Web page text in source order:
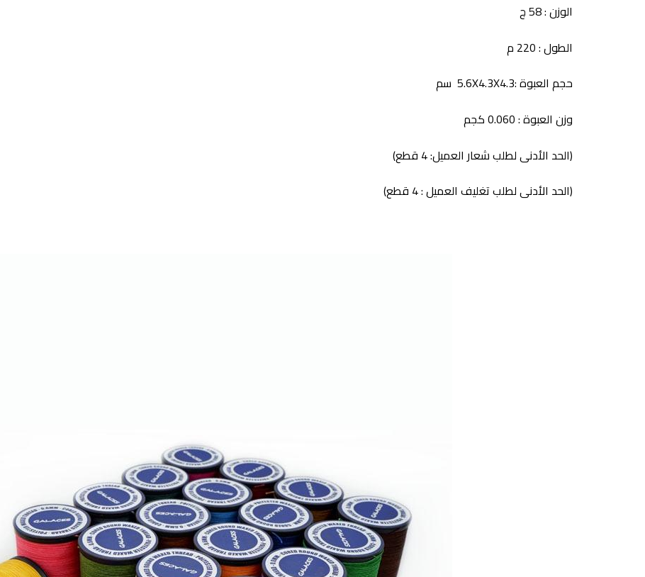
الوزن : 58 ج
الطول : 220 م
حجم العبوة :5.6X4.3X4.3 سم
وزن العبوة :0.060 كجم
(الحد الأدنى لطلب شعار العميل: 4 قطع)
(الحد الأدنى لطلب تغليف العميل : 4 قطع)